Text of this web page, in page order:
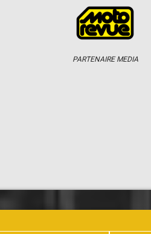
PARTENAIRE MEDIA
PHOTOS / WEB TV